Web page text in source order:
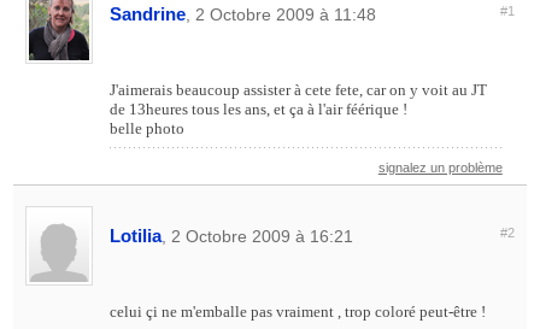
Sandrine, 2 Octobre 2009 à 11:48 #1
J'aimerais beaucoup assister à cete fete, car on y voit au JT
de 13heures tous les ans, et ça à l'air féérique !
belle photo
signalez un problème
Lotilia, 2 Octobre 2009 à 16:21 #2
celui çi ne m'emballe pas vraiment , trop coloré peut-être !